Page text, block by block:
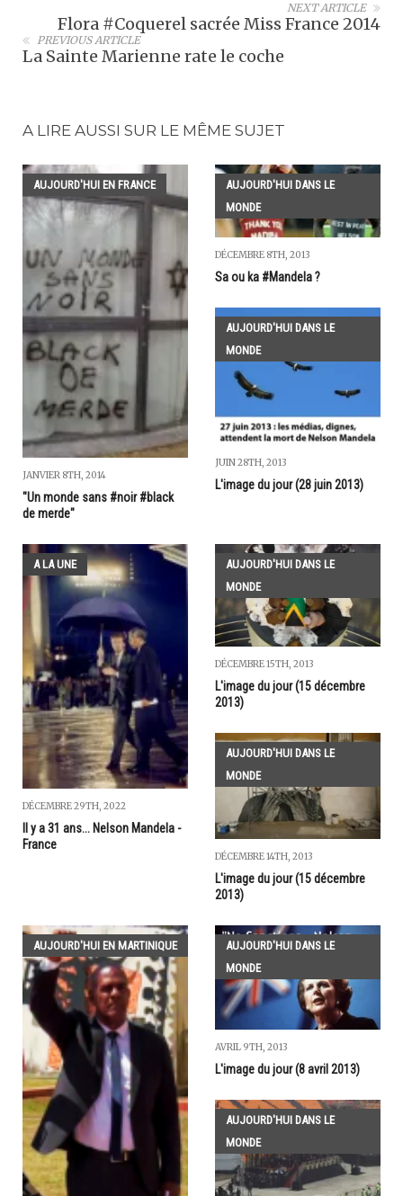
NEXT ARTICLE
Flora #Coquerel sacrée Miss France 2014
PREVIOUS ARTICLE
La Sainte Marienne rate le coche
A LIRE AUSSI SUR LE MÊME SUJET
AUJOURD'HUI EN FRANCE
JANVIER 8TH, 2014
"Un monde sans #noir #black
de merde"
AUJOURD'HUI DANS LE
MONDE
DÉCEMBRE 8TH, 2013
Sa ou ka #Mandela ?
AUJOURD'HUI DANS LE
MONDE
JUIN 28TH, 2013
L'image du jour (28 juin 2013)
A LA UNE
DÉCEMBRE 29TH, 2022
Il y a 31 ans... Nelson Mandela -
France
AUJOURD'HUI DANS LE
MONDE
DÉCEMBRE 15TH, 2013
L'image du jour (15 décembre
2013)
AUJOURD'HUI DANS LE
MONDE
DÉCEMBRE 14TH, 2013
L'image du jour (15 décembre
2013)
AUJOURD'HUI EN MARTINIQUE
AUJOURD'HUI DANS LE
MONDE
AVRIL 9TH, 2013
L'image du jour (8 avril 2013)
AUJOURD'HUI DANS LE
MONDE